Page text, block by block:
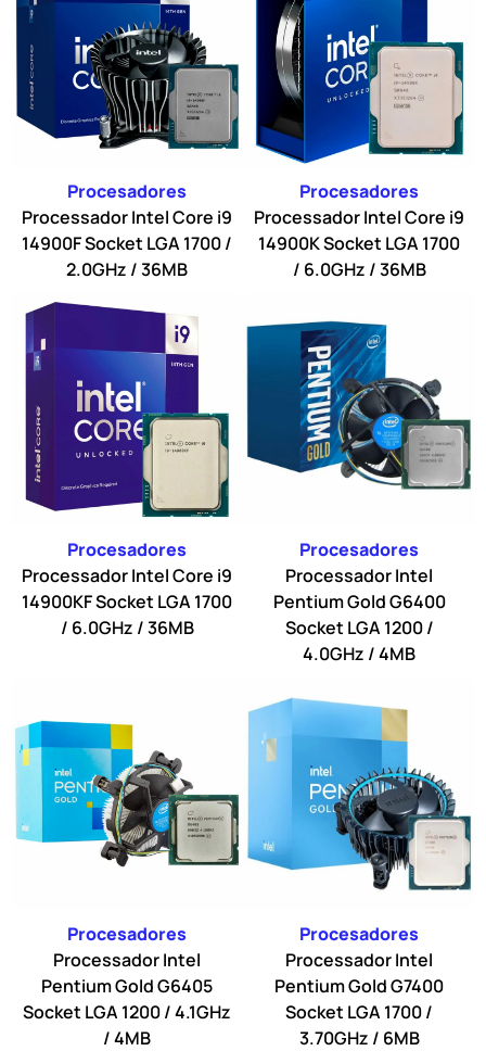
Procesadores
Processador Intel Core i9
14900F Socket LGA 1700 /
2.0GHz / 36MB
Procesadores
Processador Intel Core i9
14900K Socket LGA 1700
/ 6.0GHz / 36MB
Procesadores
Processador Intel Core i9
14900KF Socket LGA 1700
/ 6.0GHz / 36MB
Procesadores
Processador Intel
Pentium Gold G6400
Socket LGA 1200 /
4.0GHz / 4MB
Procesadores
Processador Intel
Pentium Gold G6405
Socket LGA 1200 / 4.1GHz
/ 4MB
Procesadores
Processador Intel
Pentium Gold G7400
Socket LGA 1700 /
3.70GHz / 6MB